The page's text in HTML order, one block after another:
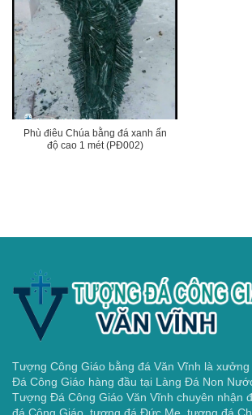
Phù điêu Chúa bằng đá xanh ấn
độ cao 1 mét (PĐ002)
Tượng Công Giáo bằng đá Văn Vĩnh là
Đá Công Giáo hàng đầu tại Làng Đá Non
Tượng Đá Công Giáo Văn Vĩnh chuyên nhận